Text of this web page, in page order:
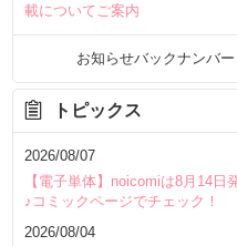
載についてご案内
お知らせバックナンバー
トピックス
2026/08/07
【電子単体】noicomiは8月14日
♪コミックページでチェック！
2026/08/04